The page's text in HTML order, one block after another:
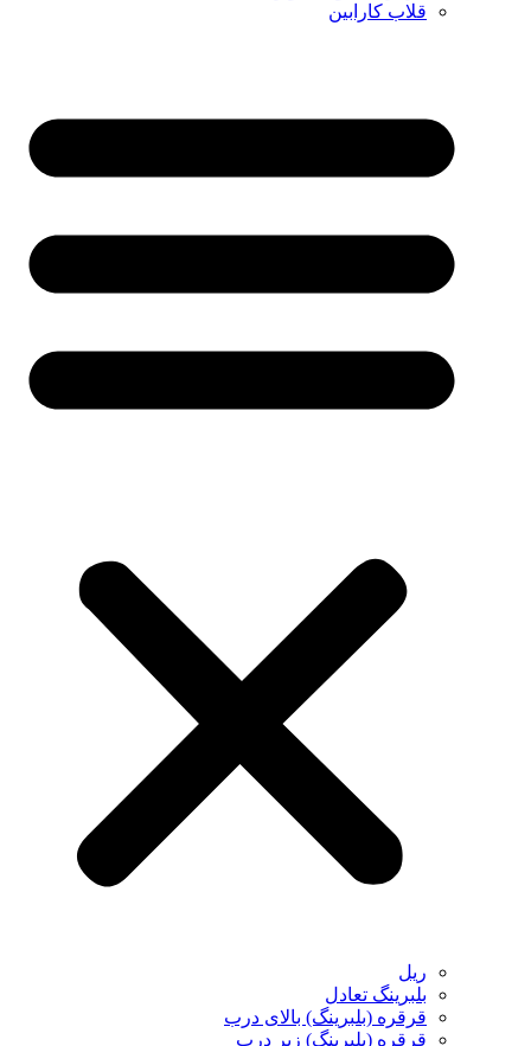
قلاب کارابین
ریل
بلبرینگ تعادل
قرقره (بلبرینگ) بالای درب
قرقره (بلبرینگ) زیر درب